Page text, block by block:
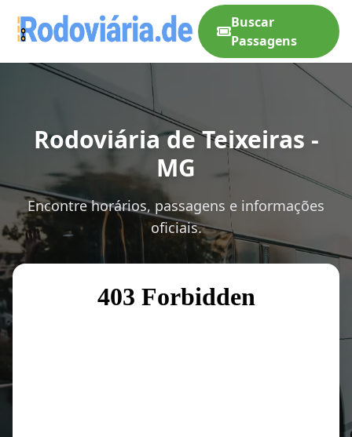
Buscar
Passagens
Rodoviária de Teixeiras -
MG
Encontre horários, passagens e informações
oficiais.